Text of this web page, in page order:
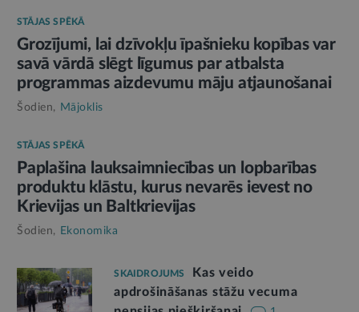
STĀJAS SPĒKĀ
Grozījumi, lai dzīvokļu īpašnieku kopības var
savā vārdā slēgt līgumus par atbalsta
programmas aizdevumu māju atjaunošanai
Šodien, Mājoklis
STĀJAS SPĒKĀ
Paplašina lauksaimniecības un lopbarības
produktu klāstu, kurus nevarēs ievest no
Krievijas un Baltkrievijas
Šodien, Ekonomika
SKAIDROJUMS
Kas veido
apdrošināšanas stāžu vecuma